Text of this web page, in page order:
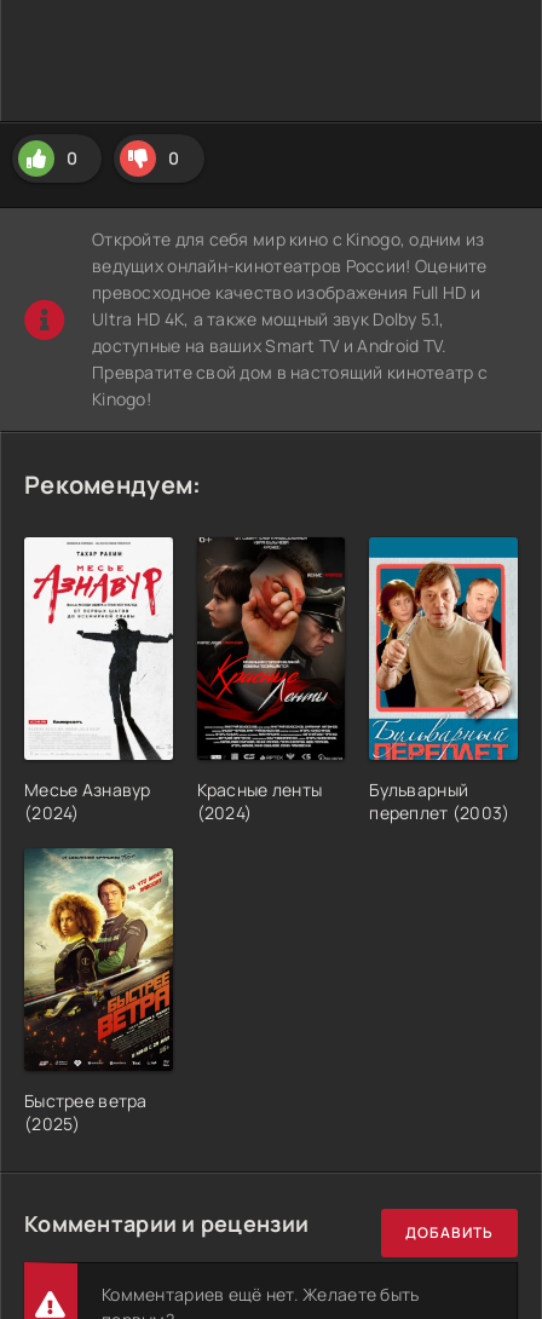
0 0
Откройте для себя мир кино с Kinogo, одним из
ведущих онлайн-кинотеатров России! Оцените
превосходное качество изображения Full HD и
Ultra HD 4K, а также мощный звук Dolby 5.1,
доступные на ваших Smart TV и Android TV.
Превратите свой дом в настоящий кинотеатр с
Kinogo!
Рекомендуем:
Месье Азнавур
(2024)
Красные ленты
(2024)
Бульварный
переплет (2003)
Быстрее ветра
(2025)
Комментарии и рецензии ДОБАВИТЬ
Комментариев ещё нет. Желаете быть